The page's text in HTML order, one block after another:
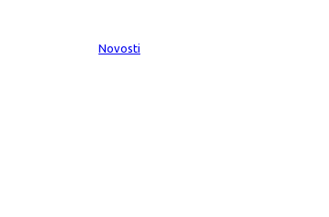
Novosti